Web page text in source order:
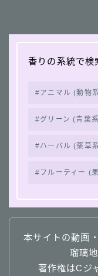
香りの系統で検
アニマル (動物
グリーン (青葉
ハーバル (薬草
フルーティー (
本サイトの動画
瑠璃
著作権はCジ